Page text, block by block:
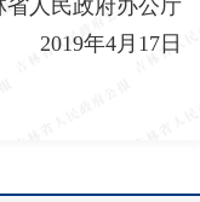
省人民政府办公厅
2019年4月17日